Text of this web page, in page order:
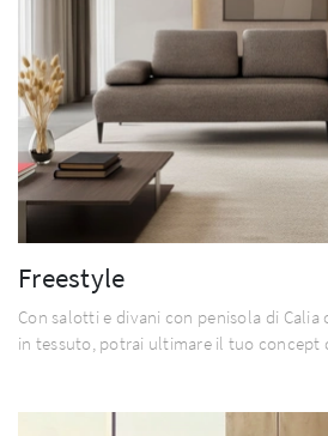
Freestyle
Con salotti e divani con penisola di
in tessuto, potrai ultimare il tuo concept